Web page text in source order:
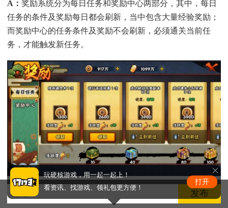
A ：奖励系统分为每日任务和奖励中心两部分，其中，每日
任务的条件及奖励每日都会刷新，当中包含大量经验奖励；
而奖励中心的任务条件及奖励不会刷新，必须通关当前任
务，才能触发新任务。
玩硬核游戏，用一起一起上！
看资讯、找游戏、领礼包更方便！
打开